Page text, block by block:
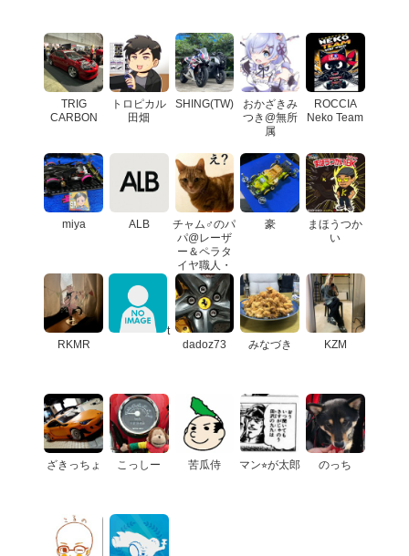
TRIG
CARBON
トロピカル
田畑
SHING(TW)
おかざきみ
つき@無所
属
ROCCIA
Neko Team
miya ALB
チャム♂のパ
パ@レーザ
ー＆ペラタ
イヤ職人・
王冠愛好会
豪
まほうつか
い
RKMR
t
dadoz73
みなづき KZM
ざきっちょ こっしー 苦瓜侍 マン⭐︎が太郎 のっち